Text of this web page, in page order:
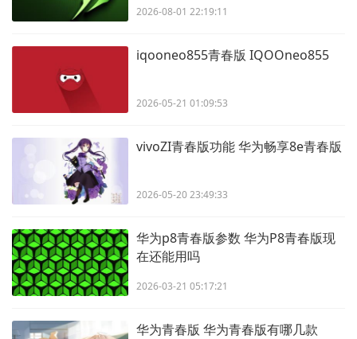
2026-08-01 22:19:11
iqooneo855青春版 IQOOneo855
2026-05-21 01:09:53
vivoZI青春版功能 华为畅享8e青春版
2026-05-20 23:49:33
华为p8青春版参数 华为P8青春版现
在还能用吗
2026-03-21 05:17:21
华为青春版 华为青春版有哪几款